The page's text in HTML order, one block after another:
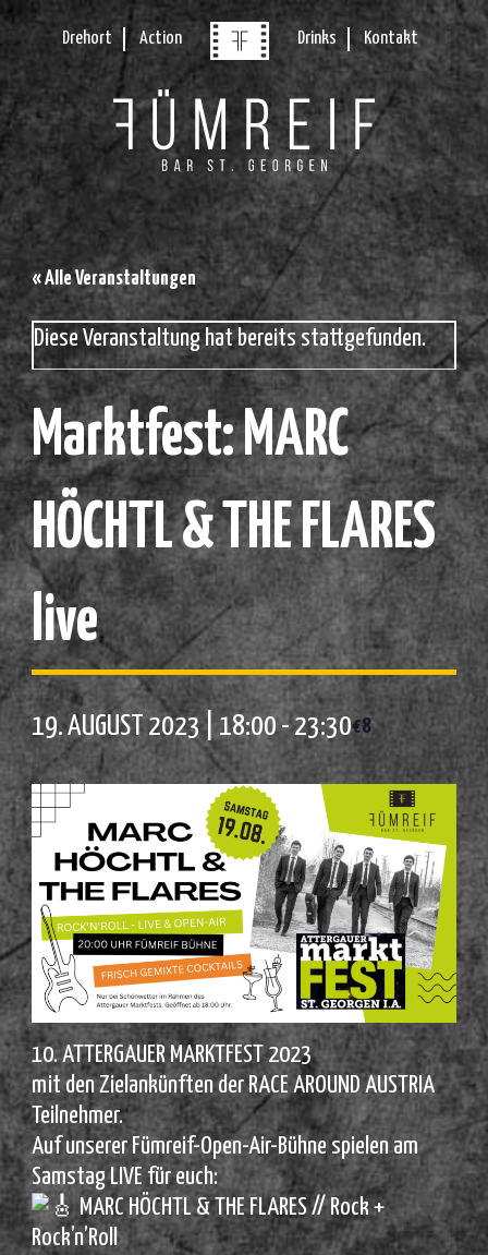
Drehort Action Drinks Kontakt
« Alle Veranstaltungen
Diese Veranstaltung hat bereits stattgefunden.
Marktfest: MARC
HÖCHTL & THE FLARES
live
19. AUGUST 2023 | 18:00-23:30€8
10. ATTERGAUER MARKTFEST 2023
mit den Zielankünften der RACE AROUND AUSTRIA
Teilnehmer.
Auf unserer Fümreif-Open-Air-Bühne spielen am
Samstag LIVE für euch:
MARC HÖCHTL & THE FLARES // Rock +
Rock’n’Roll